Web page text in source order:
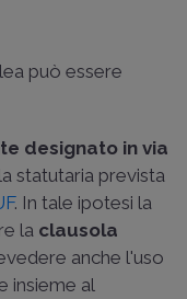
può essere
designato in via
statutaria prevista
. In tale ipotesi la
la clausola
anche l'uso
insieme al